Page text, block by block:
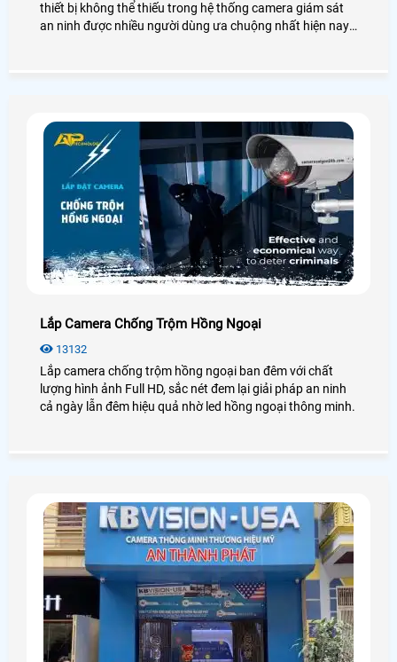
thiết bị không thể thiếu trong hệ thống camera giám sát
an ninh được nhiều người dùng ưa chuộng nhất hiện nay.
Lắp Camera Chống Trộm Hồng Ngoại
13132
Lắp camera chống trộm hồng ngoại ban đêm với chất
lượng hình ảnh Full HD, sắc nét đem lại giải pháp an ninh
cả ngày lẫn đêm hiệu quả nhờ led hồng ngoại thông minh.